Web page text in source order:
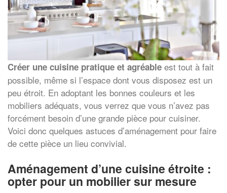
Créer une cuisine pratique et agréable est tout à fait
possible, même si l’espace dont vous disposez est un
peu étroit. En adoptant les bonnes couleurs et les
mobiliers adéquats, vous verrez que vous n’avez pas
forcément besoin d’une grande pièce pour cuisiner.
Voici donc quelques astuces d’aménagement pour faire
de cette pièce un lieu convivial.
Aménagement d’une cuisine étroite :
opter pour un mobilier sur mesure